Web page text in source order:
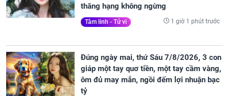
thăng hạng không ngừng
Tâm linh - Tử vi 1 giờ 1 phút trước
Đúng ngày mai, thứ Sáu 7/8/2026, 3 con
giáp một tay quơ tiền, một tay cầm vàng,
ôm đủ may mắn, ngồi đếm lợi nhuận bạc
tỷ